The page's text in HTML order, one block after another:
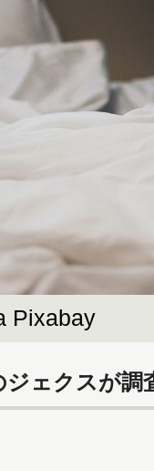
Pixabay
ェクスが調